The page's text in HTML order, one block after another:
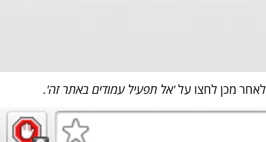
לאחר מכן לחצו על'אל תפעיל עמודים באתר זה'.